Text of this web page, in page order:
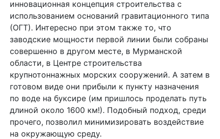
инновационная концепция строительства с
использованием оснований гравитационного типа
(ОГТ). Интересно при этом также то, что
заводские мощности первой линии были собраны
совершенно в другом месте, в Мурманской
области, в Центре строительства
крупнотоннажных морских сооружений. А затем в
готовом виде они прибыли к пункту назначения
по воде на буксире (им пришлось проделать путь
длиной около 1600 км!). Подобный подход, среди
прочего, позволил минимизировать воздействие
на окружающую среду.